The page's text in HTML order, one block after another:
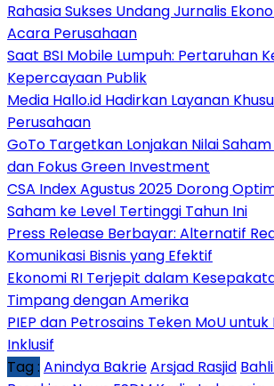
Rahasia Sukses Undang Jurnalis
Acara Perusahaan
Saat BSI Mobile Lumpuh: Pertaruhan
Kepercayaan Publik
Media Hallo.id Hadirkan Layanan
Perusahaan
GoTo Targetkan Lonjakan Nilai
dan Fokus Green Investment
CSA Index Agustus 2025 Dorong
Saham ke Level Tertinggi Tahun Ini
Press Release Berbayar: Alternatif
Komunikasi Bisnis yang Efektif
Ekonomi RI Terjepit dalam
Timpang dengan Amerika
PIEP dan Petrosains Teken MoU
Inklusif
Tag : Anindya BakrieArsjad Rasjid